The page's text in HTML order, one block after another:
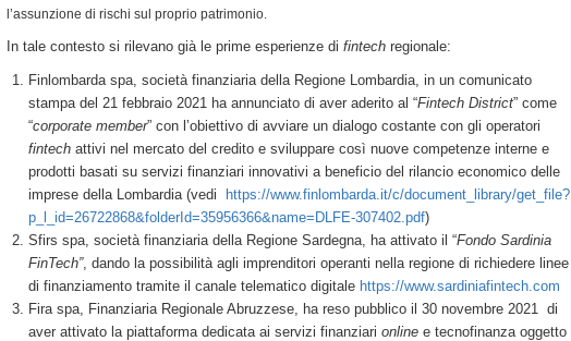
l’assunzione di rischi sul proprio patrimonio.
In tale contesto si rilevano già le prime esperienze difintechregionale:
Finlombarda spa, società finanziaria della Regione Lombardia, in un comunicato
stampa del 21 febbraio 2021 ha annunciato di aver aderito al “Fintech District” come
“corporate member” con l’obiettivo di avviare un dialogo costante con gli operatori
fintechattivi nel mercato del credito e sviluppare così nuove competenze interne e
prodotti basati su servizi finanziari innovativi a beneficio del rilancio economico delle
imprese della Lombardia (vedi
https://www.finlombarda.it/c/document_library/get_file?
p_l_id=26722868&folderId=35956366&name=DLFE-307402.pdf)
Sfirs spa, società finanziaria della Regione Sardegna, ha attivato il “Fondo Sardinia
FinTech”, dando la possibilità agli imprenditori operanti nella regione di richiedere linee
di finanziamento tramite il canale telematico digitale https://www.sardiniafintech.com
Fira spa, Finanziaria Regionale Abruzzese, ha reso pubblico il 30 novembre 2021 di
aver attivato la piattaforma dedicata ai servizi finanziarionline e tecnofinanza oggetto